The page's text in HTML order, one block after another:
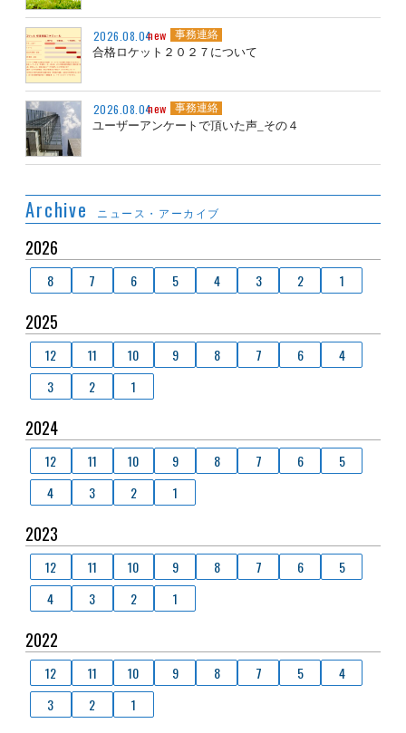
2026.08.04new 事務連絡
合格ロケット２０２７について
2026.08.04new 事務連絡
ユーザーアンケートで頂いた声_その４
Archive ニュース・アーカイブ
2026
8 7 6 5 4 3 2 1
2025
12 11 10 9 8 7 6
4
3
2 1
2024
12 11 10 9 8 7 6
5
4
3 2 1
2023
12 11 10 9 8 7 6
5
4
3 2 1
2022
12 11 10 9 8 7 5
4
3
2 1